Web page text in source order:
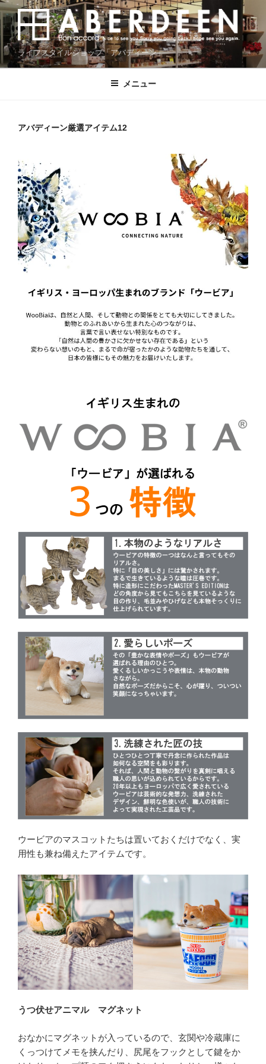
コ
ン
テ
ン
ツ
ライフスタイルショップ「アバディーン」
メニュー
アバディーン厳選アイテム12
ウービアのマスコットたちは置いておくだけでなく、実
用性も兼ね備えたアイテムです。
うつ伏せアニマル マグネット
おなかにマグネットが入っているので、玄関や冷蔵庫に
くっつけてメモを挟んだり、尻尾をフックとして鍵をか